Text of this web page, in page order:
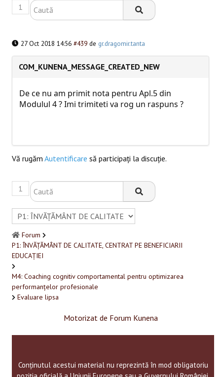
1
27 Oct 2018 14:56 #439 de gr.dragomir.tanta
COM_KUNENA_MESSAGE_CREATED_NEW
De ce nu am primit nota pentru Apl.5 din
Modulul 4 ? Imi trimiteti va rog un raspuns ?
Vă rugăm Autentificare să participaţi la discuţie.
1
Forum
P1: ÎNVĂȚĂMÂNT DE CALITATE, CENTRAT PE BENEFICIARII
EDUCAȚIEI
M4: Coaching cognitiv comportamental pentru optimizarea
performanțelor profesionale
Evaluare lipsa
Motorizat de Forum Kunena
Conținutul acestui material nu reprezintă în mod obligatoriu